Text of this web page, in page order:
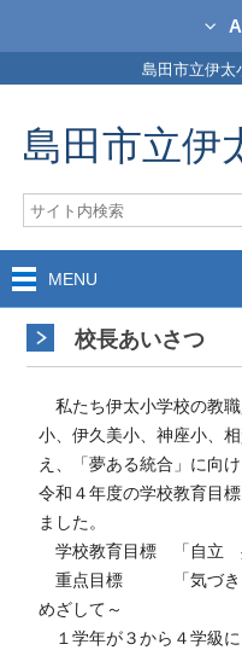
島田市立伊太
島田市立伊
MENU
校長あいさつ
私たち伊太小学校の教
小、伊久美小、神座小、
え、「夢ある統合」に向
令和４年度の学校教育目
ました。
学校教育目標 「自立
重点目標 「気づき
めざして～
１学年が３から４学級